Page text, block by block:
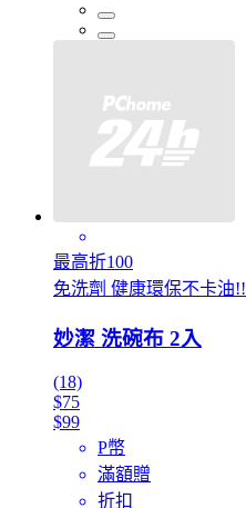
最高折100
免洗劑 健康環保不卡油!!
妙潔 洗碗布 2入
(18)
$75
$99
P幣
滿額贈
折扣